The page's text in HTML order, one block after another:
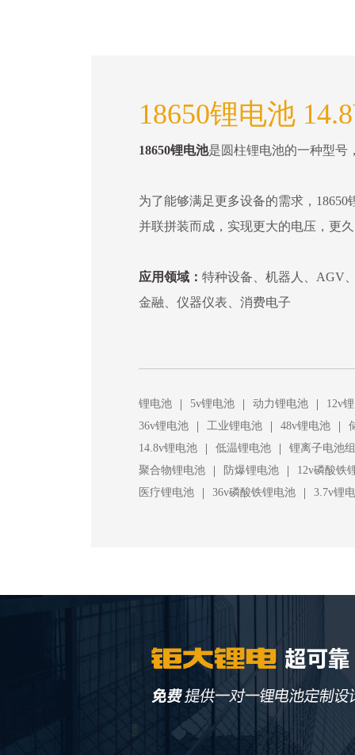
18650锂电池
18650锂电池是圆柱锂电池的一种型号
为了能够满足更多设备的需求，
并联拼装而成，实现更大的电压，更
应用领域： 特种设备、机器人、AGV
金融、仪器仪表、消费电子
锂电池 | 5v锂电池 | 动力锂电池 |
12v
36v锂电池
| 工业锂电池 | 48v锂电池 |
14.8v锂电池
| 低温锂电池 |
锂离子电池组
聚合物锂电池
| 防爆锂电池 |
12v磷酸铁
医疗锂电池
| 36v磷酸铁锂电池 | 3.7v锂